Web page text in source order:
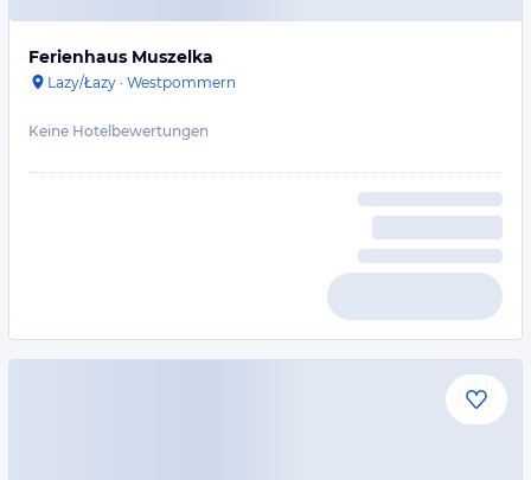
Ferienhaus Muszelka
Lazy/Łazy · Westpommern
Keine Hotelbewertungen